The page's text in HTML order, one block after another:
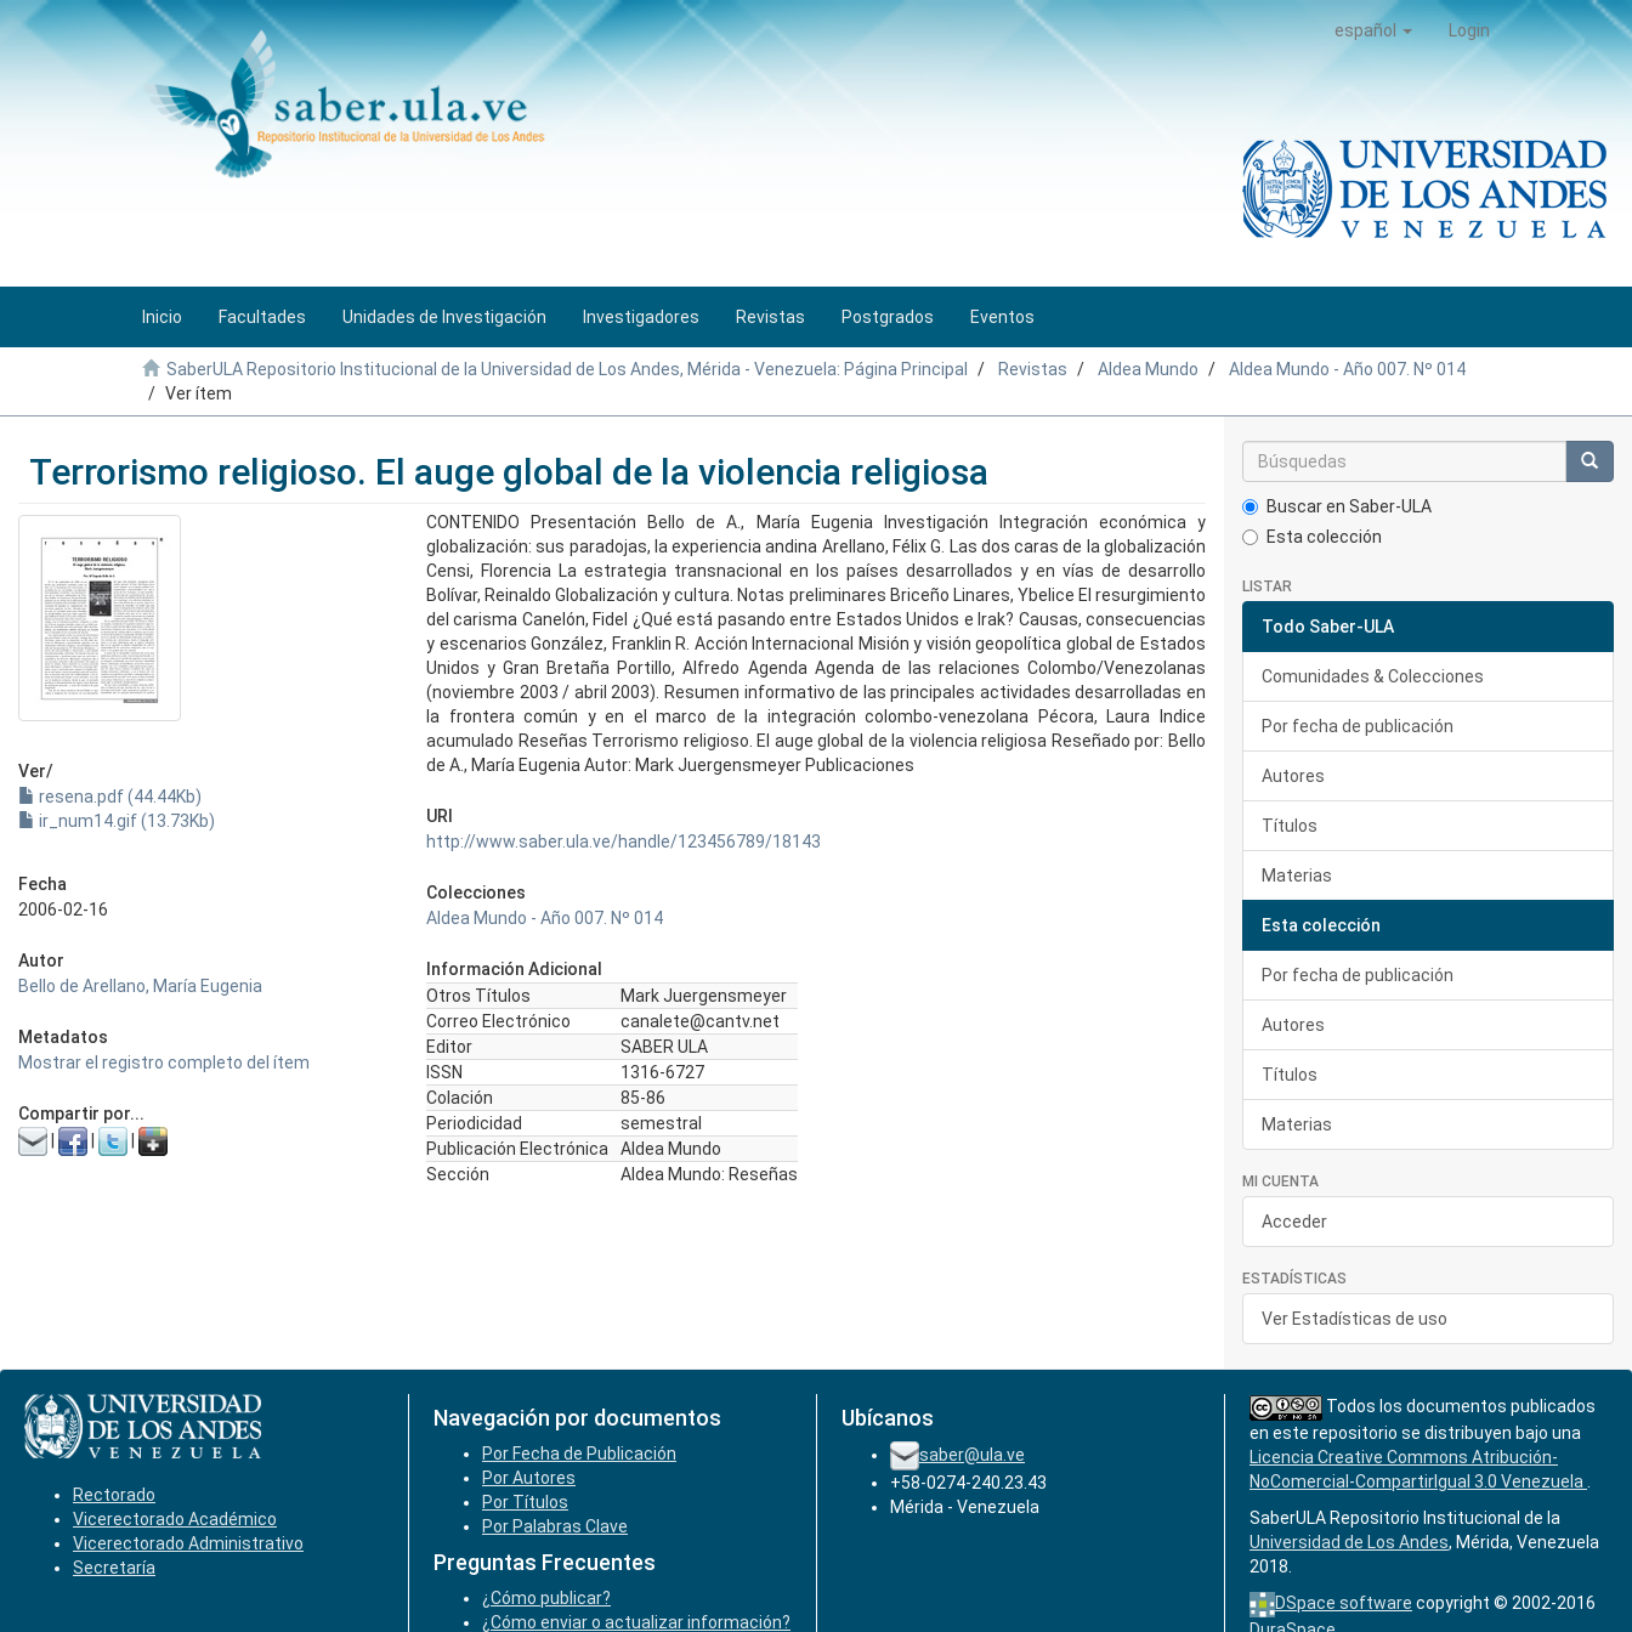
español Login
Inicio Facultades Unidades de Investigación Investigadores Revistas Postgrados Eventos
SaberULA Repositorio Institucional de la Universidad de Los Andes, Mérida - Venezuela: Página Principal Revistas Aldea Mundo
Aldea Mundo - Año 007. Nº 014
Ver ítem
Terrorismo religioso. El auge global de la violencia religiosa
Ver/
resena.pdf (44.44Kb)
ir_num14.gif (13.73Kb)
Fecha
2006-02-16
Autor
Bello de Arellano, María Eugenia
Metadatos
Mostrar el registro completo del ítem
Compartir por...
CONTENIDO Presentación Bello de A., María Eugenia Investigación Integración económica y
globalización: sus paradojas, la experiencia andina Arellano, Félix G. Las dos caras de la globalización
Censi, Florencia La estrategia transnacional en los países desarrollados y en vías de desarrollo
Bolívar, Reinaldo Globalización y cultura. Notas preliminares Briceño Linares, Ybelice El resurgimiento
del carisma Canelón, Fidel ¿Qué está pasando entre Estados Unidos e Irak? Causas, consecuencias
y escenarios González, Franklin R. Acción Internacional Misión y visión geopolítica global de Estados
Unidos y Gran Bretaña Portillo, Alfredo Agenda Agenda de las relaciones Colombo/Venezolanas
(noviembre 2003 / abril 2003). Resumen informativo de las principales actividades desarrolladas en
la frontera común y en el marco de la integración colombo-venezolana Pécora, Laura Indice
acumulado Reseñas Terrorismo religioso. El auge global de la violencia religiosa Reseñado por: Bello
de A., María Eugenia Autor: Mark Juergensmeyer Publicaciones
URI
http://www.saber.ula.ve/handle/123456789/18143
Colecciones
Aldea Mundo - Año 007. Nº 014
Información Adicional
Otros Títulos
Mark Juergensmeyer
Correo Electrónico
canalete@cantv.net
Editor
SABER ULA
ISSN
1316-6727
Colación
85-86
Periodicidad
semestral
Publicación Electrónica
Aldea Mundo
Sección
Aldea Mundo: Reseñas
Buscar en Saber-ULA
Esta colección
LISTAR
Todo Saber-ULA
Comunidades & Colecciones
Por fecha de publicación
Autores
Títulos
Materias
Esta colección
Por fecha de publicación
Autores
Títulos
Materias
MI CUENTA
Acceder
ESTADÍSTICAS
Ver Estadísticas de uso
Rectorado
Vicerectorado Académico
Vicerectorado Administrativo
Secretaría
Navegación por documentos
Por Fecha de Publicación
Por Autores
Por Títulos
Por Palabras Clave
Preguntas Frecuentes
¿Cómo publicar?
¿Cómo enviar o actualizar información?
Ubícanos
saber@ula.ve
+58-0274-240.23.43
Mérida - Venezuela
Todos los documentos publicados
en este repositorio se distribuyen bajo una
Licencia Creative Commons Atribución-
NoComercial-CompartirIgual 3.0 Venezuela
SaberULA Repositorio Institucional de la
Universidad de Los Andes, Mérida, Venezuela
2018.
DSpace software copyright © 2002-2016